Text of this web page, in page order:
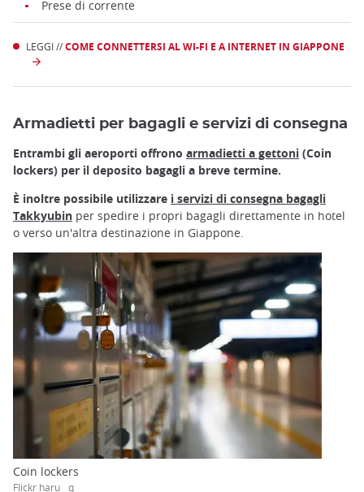
Prese di corrente
LEGGI //COME CONNETTERSI AL WI-FI E A INTERNET IN GIAPPONE
Armadietti per bagagli e servizi di consegna
Entrambi gli aeroporti offrono armadietti a gettoni (Coin
lockers) per il deposito bagagli a breve termine.
È inoltre possibile utilizzare i servizi di consegna bagagli
Takkyubin per spedire i propri bagagli direttamente in hotel
o verso un'altra destinazione in Giappone.
Coin lockers
Flickr haru__q